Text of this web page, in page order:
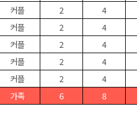
커플 2
4
커플 2
4
커플 2
4
커플 2
4
커플 2
4
가족 6 8